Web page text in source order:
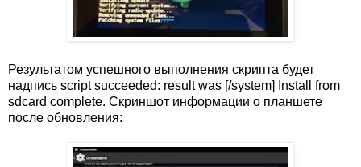
Результатом успешного выполнения скрипта будет
надпись script succeeded: result was [/system] Install from
sdcard complete. Скриншот информации о планшете
после обновления: